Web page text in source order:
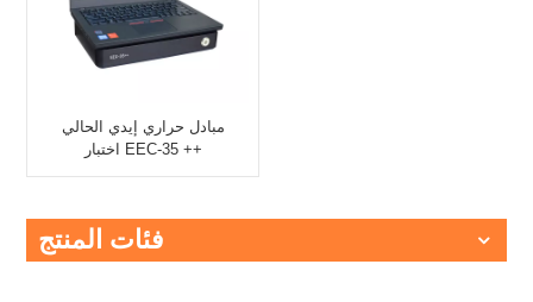
مبادل حراري إيدي الحالي
اختبار EEC-35 ++
فئات المنتج